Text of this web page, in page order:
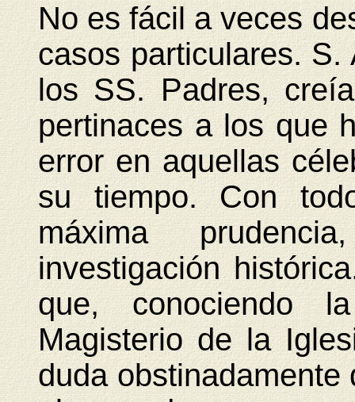
No es fácil a veces
casos particulares.
los SS. Padres,
pertinaces a los que
error en aquellas
su tiempo. Con
máxima
investigación
que, conociendo
Magisterio de la
duda